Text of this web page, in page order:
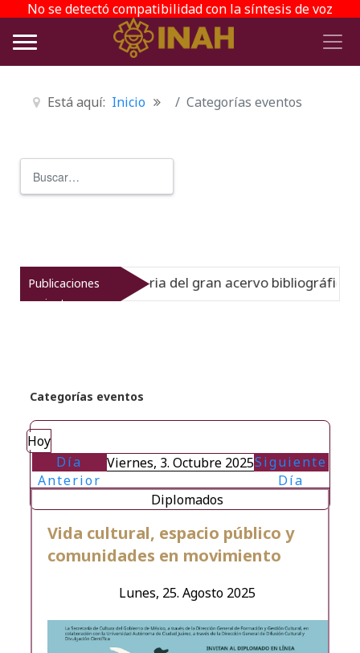
No se detectó compatibilidad con la síntesis de voz
Está aquí: Inicio Categorías eventos
Publicaciones
recientes
muestra la historia del gran acervo bibliográfico
Categorías eventos
Hoy
Día
Anterior
Viernes, 3. Octubre 2025Siguiente
Día
Lunes, 25. Agosto 2025
Vida cultural, espacio público y
comunidades en movimiento
Diplomados